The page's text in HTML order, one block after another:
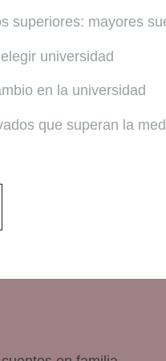
superiores: mayores
universidad
en la universidad
que superan la